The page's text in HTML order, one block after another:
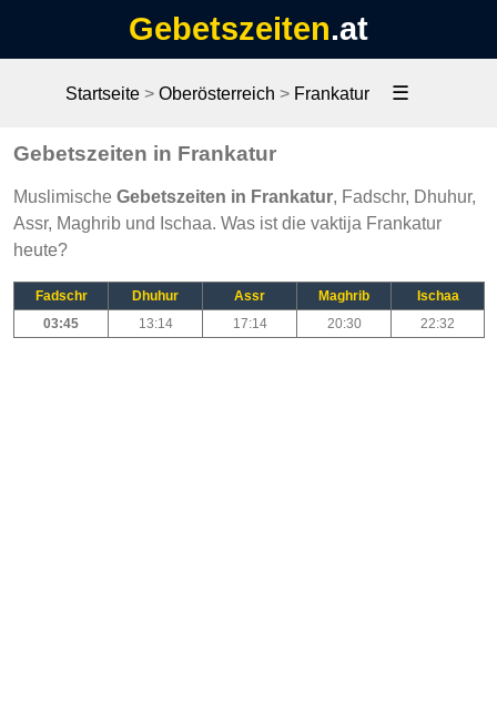
Gebetszeiten.at
Startseite > Oberösterreich > Frankatur ☰
Gebetszeiten in Frankatur
Muslimische Gebetszeiten in Frankatur, Fadschr, Dhuhur,
Assr, Maghrib und Ischaa. Was ist die vaktija Frankatur
heute?
Fadschr Dhuhur Assr Maghrib
Ischaa
03:45
13:14 17:14 20:30 22:32